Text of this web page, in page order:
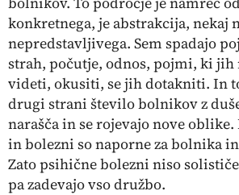
konkretnega, je abstrakcija, nekaj
nepredstavljivega. Sem spadajo
strah, počutje, odnos, pojmi, ki
videti, okusiti, se jih dotakniti. In
drugi strani število bolnikov z
narašča in se rojevajo nove
in bolezni so naporne za bolnika
Zato psihične bolezni niso
pa zadevajo vso družbo.